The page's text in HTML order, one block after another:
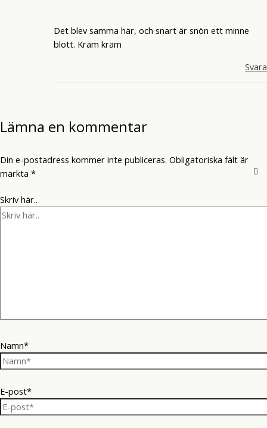
Det blev samma här, och snart är snön ett minne
blott. Kram kram
Svara
Lämna en kommentar
Din e-postadress kommer inte publiceras. Obligatoriska fält är
märkta *
Skriv här..
Namn*
E-post*